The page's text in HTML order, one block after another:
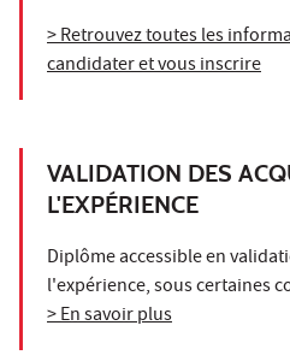
> Retrouvez toutes les
candidater et vous inscrire
VALIDATION DES
L'EXPÉRIENCE
Diplôme accessible en
l'expérience, sous certaines
> En savoir plus